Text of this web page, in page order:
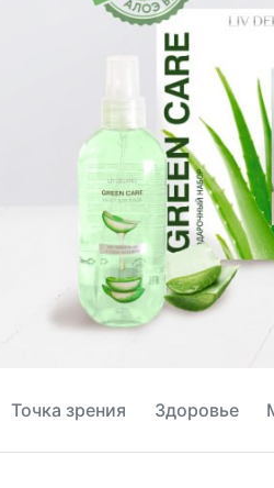
Точка зрения Здоровье